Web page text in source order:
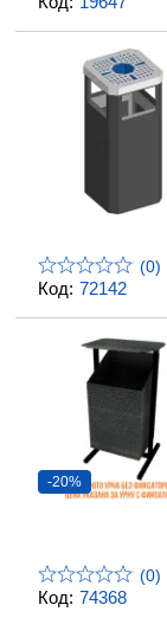
Код: 72142
(0)
Код: 74368
-20%
(0)